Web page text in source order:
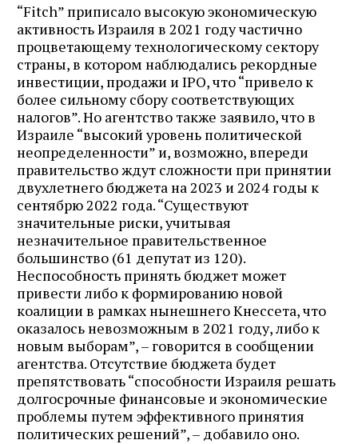
“Fitch” приписало высокую экономическую
активность Израиля в 2021 году частично
процветающему технологическому сектору
страны, в котором наблюдались рекордные
инвестиции, продажи и IPO, что “привело к
более сильному сбору соответствующих
налогов”. Но агентство также заявило, что в
Израиле “высокий уровень политической
неопределенности” и, возможно, впереди
правительство ждут сложности при принятии
двухлетнего бюджета на 2023 и 2024 годы к
сентябрю 2022 года. “Существуют
значительные риски, учитывая
незначительное правительственное
большинство (61 депутат из 120).
Неспособность принять бюджет может
привести либо к формированию новой
коалиции в рамках нынешнего Кнессета, что
оказалось невозможным в 2021 году, либо к
новым выборам”, – говорится в сообщении
агентства. Отсутствие бюджета будет
препятствовать “способности Израиля решать
долгосрочные финансовые и экономические
проблемы путем эффективного принятия
политических решений”, – добавило оно.